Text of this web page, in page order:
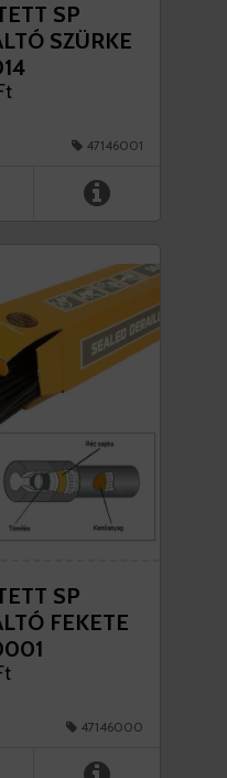
SP
SZÜRKE
47146001
SP
FEKETE
47146000